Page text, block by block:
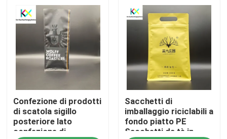
Controllo della qualità
Contattaci
Chiedi un preventivo
Sacchetti di plastica
Sacchetti di imballaggio compostabili
Confezione di prodotti
di scatola sigillo
posteriore lato
confezione di
Sacchetti di
imballaggio riciclabili a
fondo piatto PE
Sacchetti da tè in